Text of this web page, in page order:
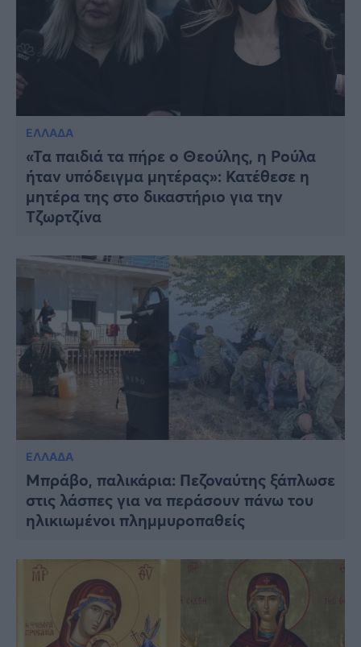
ΕΛΛΑΔΑ
«Τα παιδιά τα πήρε ο Θεούλης, η Ρούλα
ήταν υπόδειγμα μητέρας»: Κατέθεσε η
μητέρα της στο δικαστήριο για την
Τζωρτζίνα
ΕΛΛΑΔΑ
Μπράβο, παλικάρια: Πεζοναύτης ξάπλωσε
στις λάσπες για να περάσουν πάνω του
ηλικιωμένοι πλημμυροπαθείς